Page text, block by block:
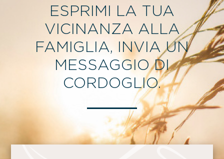
ESPRIMI LA TUA
VICINANZA ALLA
FAMIGLIA, INVIA UN
MESSAGGIO DI
CORDOGLIO.